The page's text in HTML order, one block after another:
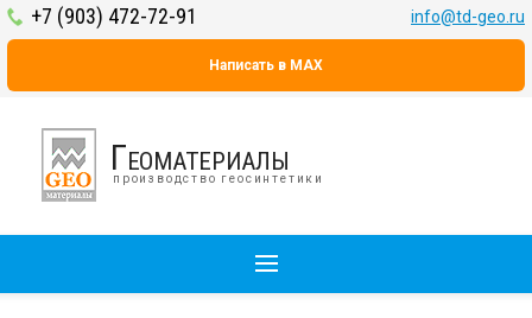
+7 (903) 472-72-91 info@td-geo.ru
Написать в MAX
Геоматериалы
производство геосинтетики